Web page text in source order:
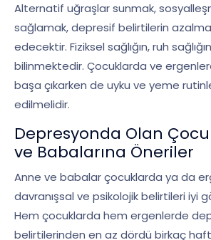
Alternatif uğraşlar sunmak,
sağlamak, depresif belirtilerin
edecektir. Fiziksel sağlığın, ruh
bilinmektedir. Çocuklarda ve
başa çıkarken de uyku ve yeme
edilmelidir.
Depresyonda Olan
ve Babalarına Öneriler
Anne ve babalar çocuklarda ya da
davranışsal ve psikolojik belirtileri iyi
Hem çocuklarda hem ergenlerde
belirtilerinden en az dördü birkaç